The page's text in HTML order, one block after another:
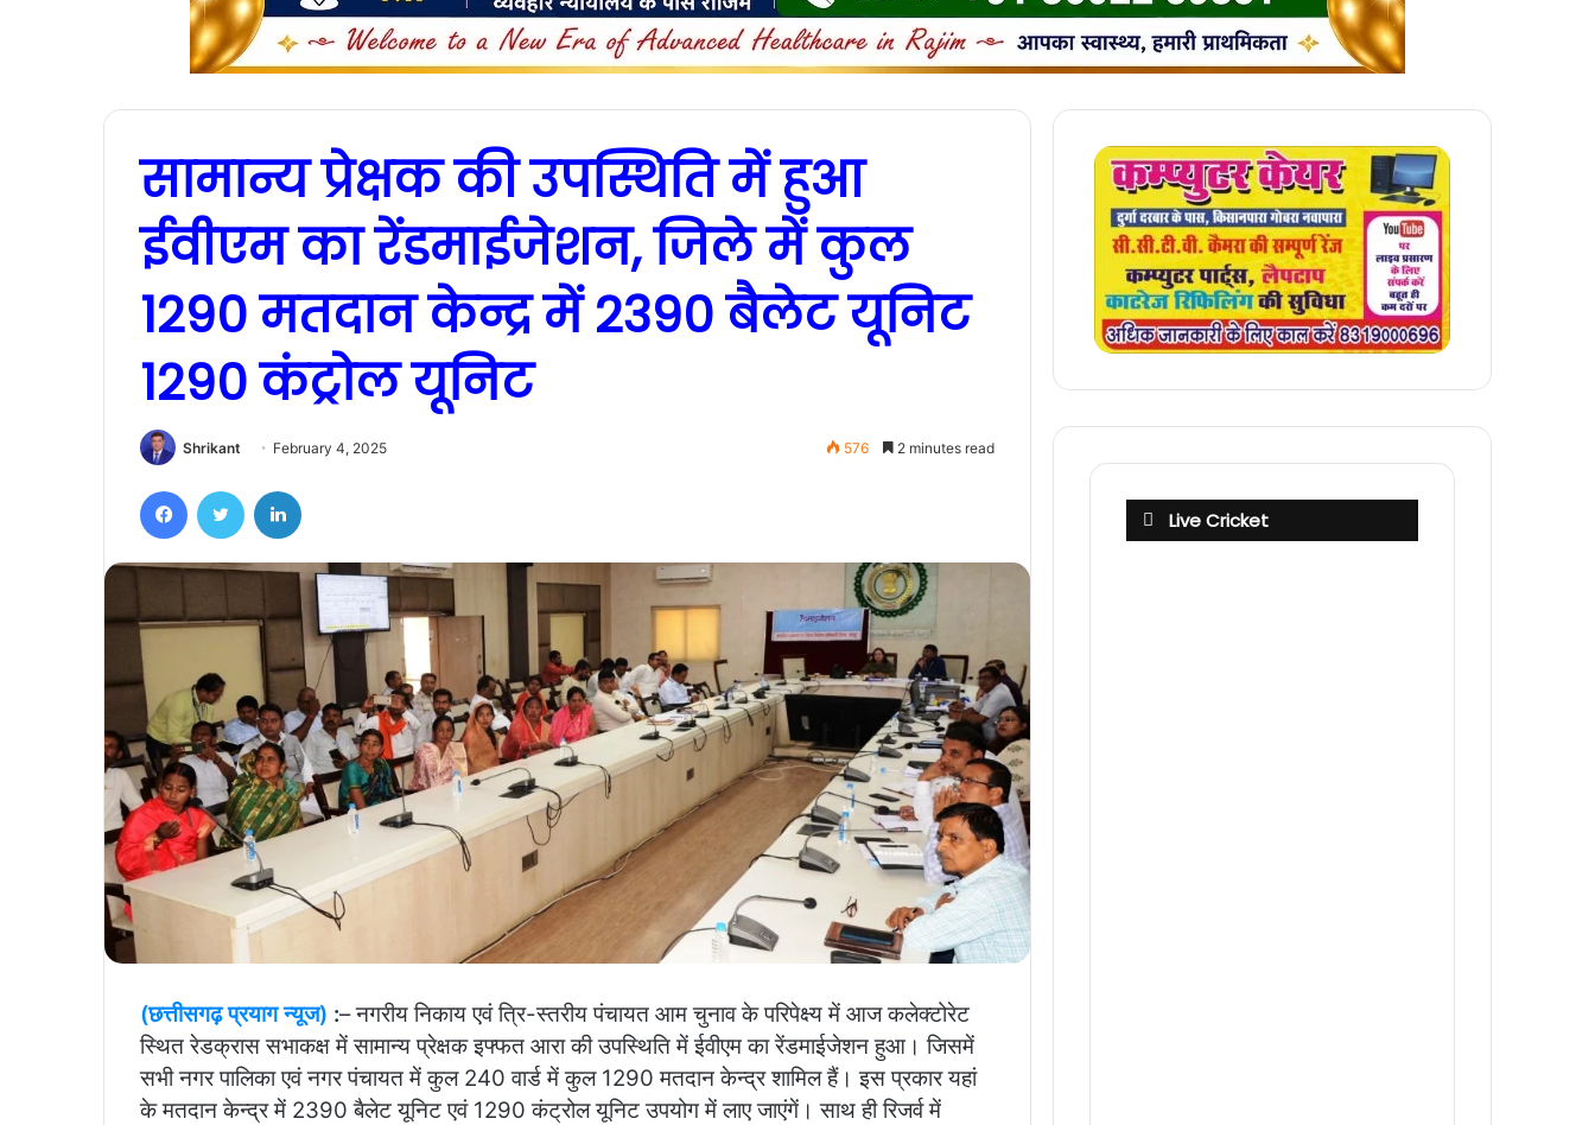
सामान्य प्रेक्षक की उपस्थिति में हुआ
ईवीएम का रेंडमाईजेशन, जिले में कुल
1290 मतदान केन्द्र में 2390 बैलेट यूनिट
1290 कंट्रोल यूनिट
Shrikant February 4, 2025 576 2 minutes read
(छत्तीसगढ़ प्रयाग न्यूज) :– नगरीय निकाय एवं त्रि-स्तरीय पंचायत आम चुनाव के परिपेक्ष्य में आज कलेक्टोरेट
स्थित रेडक्रास सभाकक्ष में सामान्य प्रेक्षक इफ्फत आरा की उपस्थिति में ईवीएम का रेंडमाईजेशन हुआ। जिसमें
सभी नगर पालिका एवं नगर पंचायत में कुल 240 वार्ड में कुल 1290 मतदान केन्द्र शामिल हैं। इस प्रकार यहां
के मतदान केन्द्र में 2390 बैलेट यूनिट एवं 1290 कंट्रोल यूनिट उपयोग में लाए जाएंगें। साथ ही रिजर्व में
Live Cricket